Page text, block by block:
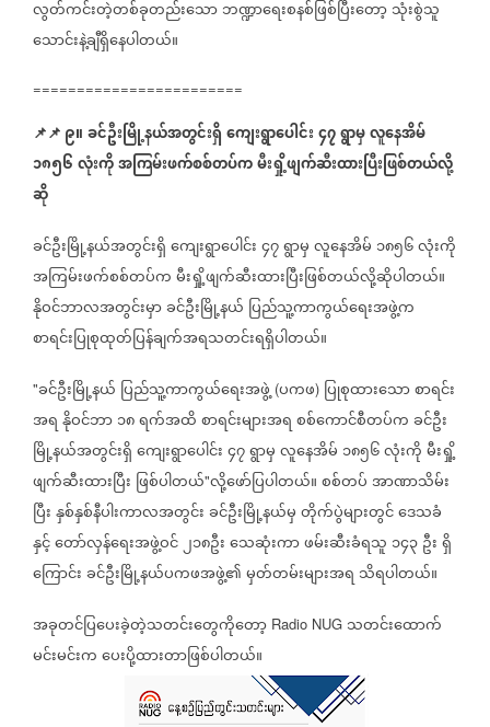
လွတ်ကင်းတဲ့တစ်ခုတည်းသောဘဏ္ဍာရေးစနစ်ဖြစ်ပြီးတော့သုံးစွဲသူ
သောင်းနဲ့ချီရှိနေပါတယ်။
========================
📌📌၉။ခင်ဦးမြို့နယ်အတွင်းရှိကျေးရွာပေါင်း၄၇ရွာမှလူနေအိမ်
၁၈၅၆လုံးကိုအကြမ်းဖက်စစ်တပ်ကမီးရှို့ဖျက်ဆီးထားပြီးဖြစ်တယ်လို့
ဆို
ခင်ဦးမြို့နယ်အတွင်းရှိကျေးရွာပေါင်း၄၇ရွာမှလူနေအိမ် ၁၈၅၆လုံးကို
အကြမ်းဖက်စစ်တပ်ကမီးရှို့ဖျက်ဆီးထားပြီးဖြစ်တယ်လို့ဆိုပါတယ်။
နိုဝင်ဘာလအတွင်းမှာခင်ဦးမြို့နယ် ပြည်သူ့ကာကွယ်ရေးအဖွဲ့က
စာရင်းပြုစုထုတ်ပြန်ချက်အရသတင်းရရှိပါတယ်။
"ခင်ဦးမြို့နယ် ပြည်သူ့ကာကွယ်ရေးအဖွဲ့ (ပကဖ) ပြုစုထားသောစာရင်း
အရနိုဝင်ဘာ၁၈ရက်အထိစာရင်းများအရစစ်ကောင်စီတပ်ကခင်ဦး
မြို့နယ်အတွင်းရှိကျေးရွာပေါင်း၄၇ရွာမှလူနေအိမ် ၁၈၅၆လုံးကိုမီးရှို့
ဖျက်ဆီးထားပြီး ဖြစ်ပါတယ်"လို့ဖော်ပြပါတယ်။စစ်တပ်အာဏာသိမ်း
ပြီးနှစ်နှစ်နီပါးကာလအတွင်းခင်ဦးမြို့နယ်မှတိုက်ပွဲများတွင်ဒေသခံ
နှင့်တော်လှန်ရေးအဖွဲ့ဝင်၂၁၈ဦးသေဆုံးကာဖမ်းဆီးခံရသူ ၁၄၃ဦးရှိ
ကြောင်းခင်ဦးမြို့နယ်ပကဖအဖွဲ့၏မှတ်တမ်းများအရ သိရပါတယ်။
အခုတင်ပြပေးခဲ့တဲ့သတင်းတွေကိုတော့ Radio NUG သတင်းထောက်
မင်းမင်းကပေးပို့ထားတာဖြစ်ပါတယ်။